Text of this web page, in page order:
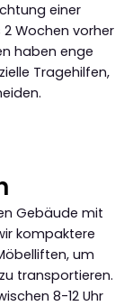
einer
Wochen vorher
haben enge
Tragehilfen,
Gebäude mit
kompaktere
um
transportieren.
8-12 Uhr